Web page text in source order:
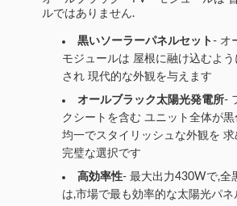
ルではありません.
黒いソーラーパネルセット- オ
モジュールは 屋根に融け込むよ
され 現代的な外観を与えます
オールブラック太陽光発電所-
クシートを含む ユニット全体が
均一でスタイリッシュな外観を
完璧な選択です
高効率性- 最大出力430Wで,全
は,市場で最も効率的な太陽光パネ